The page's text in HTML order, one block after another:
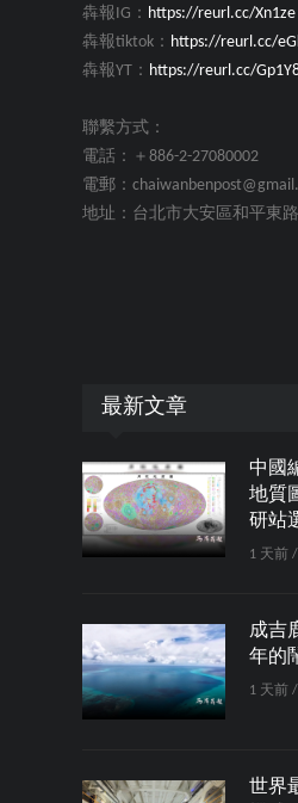
犇報IG： https://reurl.cc/Xn1ze
犇報tiktok： https://reurl.cc/
犇報YT： https://reurl.cc/
聯繫方式：
電話：＋886-2-27080002
電郵：
地址：台北市大安區和平東
最新文章
中國
地質
研站
1 天前
成吉
年的
1 天前
世界